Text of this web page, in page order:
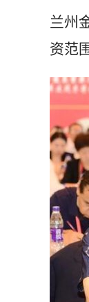
兰州
资范